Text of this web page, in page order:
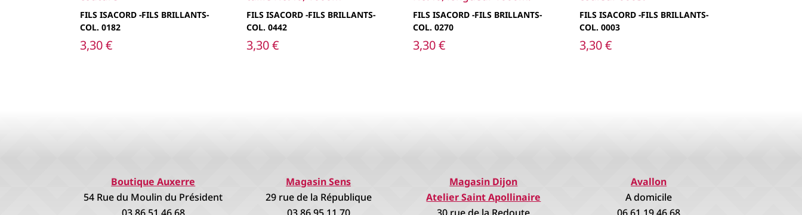
FILS ISACORD -FILS BRILLANTS-
COL. 0182
3,30€
FILS ISACORD -FILS BRILLANTS-
COL. 0442
3,30€
FILS ISACORD -FILS BRILLANTS-
COL. 0270
3,30€
FILS ISACORD -FILS BRILLANTS-
COL. 0003
3,30€
Boutique Auxerre
54 Rue du Moulin du Président
Magasin Sens
29 rue de la République
Magasin Dijon
Atelier Saint Apollinaire
Avallon
A domicile